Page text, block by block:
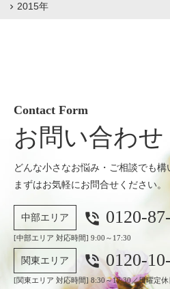
2015年
Contact Form
お問い合わ
どんな小さなお悩み・ご相談でも構
まずはお気軽にお問合せください。
中部エリア phone_in_talk 0120-
[中部エリア 対応時間] 9:00～17:30
関東エリア phone_in_talk 0120-
[関東エリア 対応時間] 8:30～17:30／日曜定休